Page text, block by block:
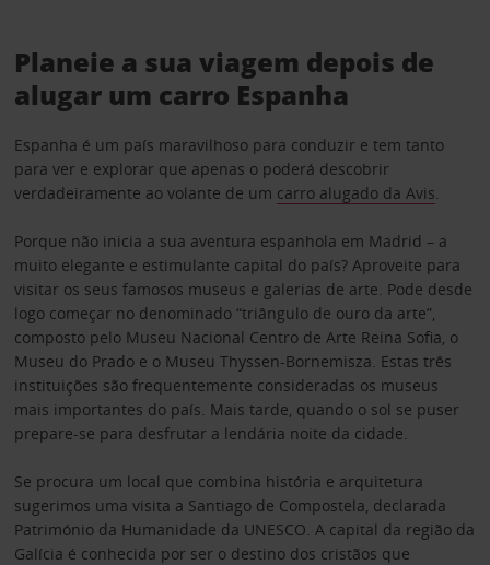
Planeie a sua viagem depois de
alugar um carro Espanha
Espanha é um país maravilhoso para conduzir e tem tanto
para ver e explorar que apenas o poderá descobrir
verdadeiramente ao volante de um carro alugado da Avis
Porque não inicia a sua aventura espanhola em Madrid – a
muito elegante e estimulante capital do país? Aproveite para
visitar os seus famosos museus e galerias de arte. Pode desde
logo começar no denominado “triângulo de ouro da arte”,
composto pelo Museu Nacional Centro de Arte Reina Sofia, o
Museu do Prado e o Museu Thyssen-Bornemisza. Estas três
instituições são frequentemente consideradas os museus
mais importantes do país. Mais tarde, quando o sol se puser
prepare-se para desfrutar a lendária noite da cidade.
Se procura um local que combina história e arquitetura
sugerimos uma visita a Santiago de Compostela, declarada
Património da Humanidade da UNESCO. A capital da região da
Galícia é conhecida por ser o destino dos cristãos que